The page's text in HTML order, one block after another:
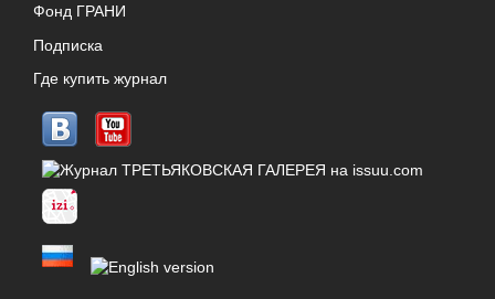
Фонд ГРАНИ
Подписка
Где купить журнал